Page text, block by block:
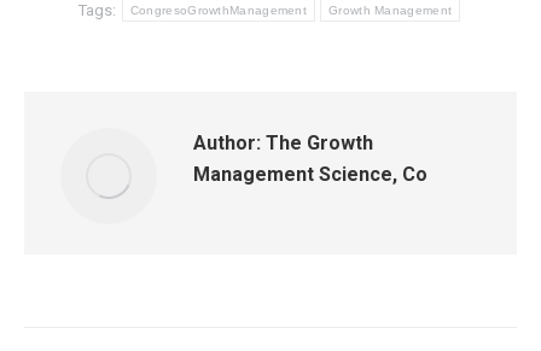
Tags: CongresoGrowthManagement Growth Management
Author: The Growth
Management Science, Co